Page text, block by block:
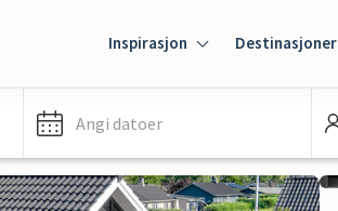
Inspirasjon Destinasjoner
Angi datoer